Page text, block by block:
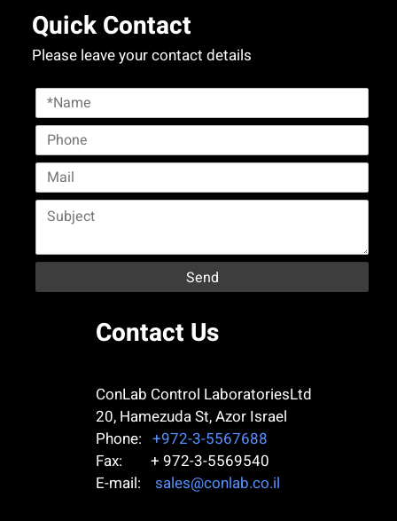
Quick Contact
Please leave your contact details
Contact Us
ConLab Control LaboratoriesLtd
20, Hamezuda St, Azor Israel
Phone: +972-3-5567688
Fax: + 972-3-5569540
E-mail: sales@conlab.co.il